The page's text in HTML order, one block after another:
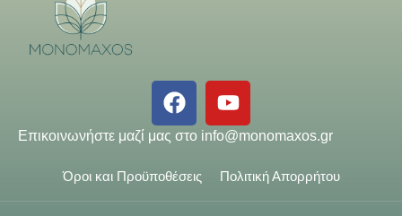
Επικοινωνήστε μαζί μας στο info@monomaxos.gr
Όροι και Προϋποθέσεις Πολιτική Απορρήτου